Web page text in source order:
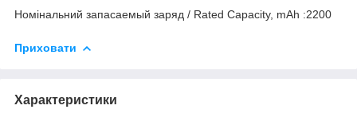
Номінальний запасаемый заряд / Rated Capacity, mAh :2200
Приховати
Характеристики